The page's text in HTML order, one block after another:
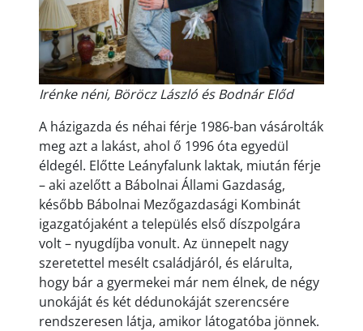
Irénke néni, Böröcz László és Bodnár Előd
A házigazda és néhai férje 1986-ban vásárolták
meg azt a lakást, ahol ő 1996 óta egyedül
éldegél. Előtte Leányfalunk laktak, miután férje
– aki azelőtt a Bábolnai Állami Gazdaság,
később Bábolnai Mezőgazdasági Kombinát
igazgatójaként a település első díszpolgára
volt – nyugdíjba vonult. Az ünnepelt nagy
szeretettel mesélt családjáról, és elárulta,
hogy bár a gyermekei már nem élnek, de négy
unokáját és két dédunokáját szerencsére
rendszeresen látja, amikor látogatóba jönnek.